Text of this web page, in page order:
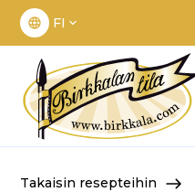
FI
Takaisin resepteihin